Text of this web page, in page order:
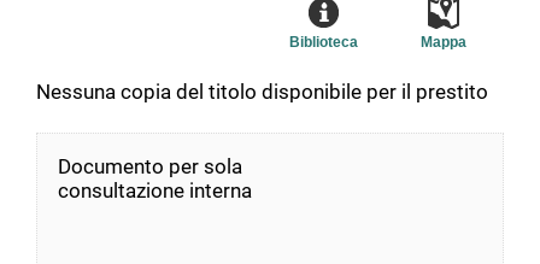
Mappa
Biblioteca
Nessuna copia del titolo disponibile per il prestito
Documento per sola
consultazione interna